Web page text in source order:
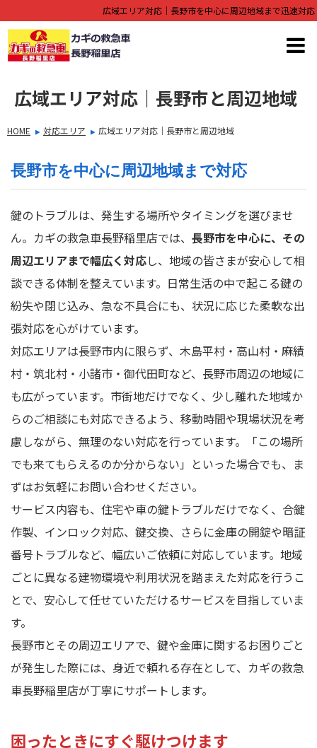
広域エリア対応｜長野市を中心に周辺地域まで迅速対応
広域エリア対応｜長野市と周辺地域
HOME 対応エリア 広域エリア対応｜長野市と周辺地域
長野市を中心に周辺地域まで対応
鍵のトラブルは、発生する場所やタイミングを選びませ
ん。カギの救急車長野稲里店では、 長野市を中心に、その
周辺エリアまで幅広く対応し、地域の皆さまが安心して相
談できる体制を整えています。日常生活の中で起こる鍵の
紛失や閉じ込み、急な不具合にも、状況に応じた柔軟な出
張対応を心がけています。
対応エリアは長野市内に限らず、木島平村・高山村・麻績
村・筑北村・小諸市・御代田町など、長野市周辺の地域に
も広がっています。市街地だけでなく、少し離れた地域か
らのご相談にも対応できるよう、移動時間や現場状況を考
慮しながら、無理のない対応を行っています。「この場所
でも来てもらえるのか分からない」といった場合でも、ま
ずはお気軽にお問い合わせください。
サービス内容も、住宅や車の鍵トラブルだけでなく、合鍵
作製、インロック対応、鍵交換、さらに金庫の開錠や暗証
番号トラブルなど、幅広いご依頼に対応しています。地域
ごとに異なる建物環境や利用状況を踏まえた対応を行うこ
とで、安心して任せていただけるサービスを目指していま
す。
長野市とその周辺エリアで、鍵や金庫に関するお困りごと
が発生した際には、身近で頼れる存在として、カギの救急
車長野稲里店が丁寧にサポートします。
困ったときにすぐ駆けつけます